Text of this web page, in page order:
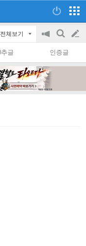
전체보기
공
on/off
검
색
글
쓰
추글 인증글